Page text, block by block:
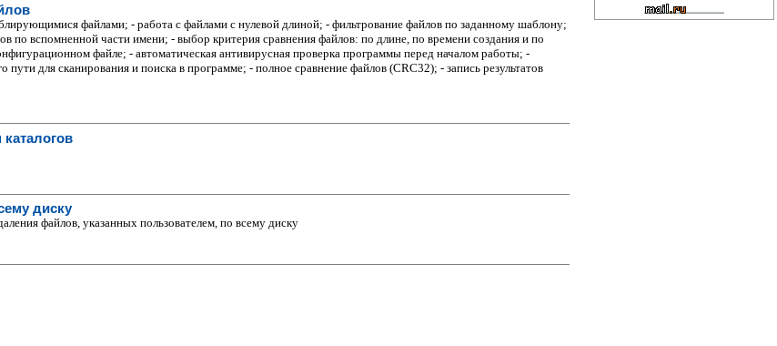
файлами; - работа с файлами с нулевой длиной; - фильтрование файлов по заданному шаблону;
по вспомненной части имени; - выбор критерия сравнения файлов: по длине, по времени создания и по
файле; - автоматическая антивирусная проверка программы перед началом работы; -
для сканирования и поиска в программе; - полное сравнение файлов (CRC32); - запись результатов
диску
файлов, указанных пользователем, по всему диску